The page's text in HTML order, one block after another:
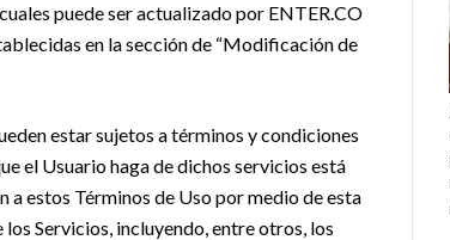
puede ser actualizado por ENTER.CO
en la sección de “Modificación de
estar sujetos a términos y condiciones
el Usuario haga de dichos servicios está
estos Términos de Uso por medio de esta
Servicios, incluyendo, entre otros, los